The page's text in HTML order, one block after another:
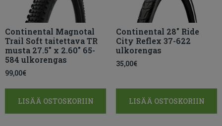
Continental Magnotal
Trail Soft taitettava TR
musta 27.5″ x 2.60″ 65-
584 ulkorengas
99,00€
LISÄÄ OSTOSKORIIN
Continental 28″ Ride
City Reflex 37-622
ulkorengas
35,00€
LISÄÄ OSTOSKORIIN